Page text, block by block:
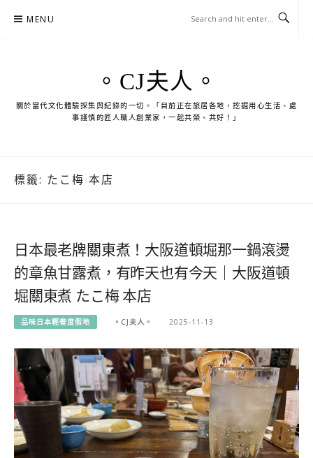
MENU
。CJ夫人。
關於當代文化體驗採集與紀錄的一切。「目前正在旅居各地，挖掘用心生活、處
事謹慎的匠人職人創業家，一起共榮、共好！」
標籤: たこ梅 本店
日本最老牌關東煮！大阪道頓堀那一鍋滾燙
的章魚甘露煮，有昨天也有今天｜大阪道頓
堀關東煮 たこ梅 本店
品味日本輕奢度假地 。CJ夫人。 2025-11-13